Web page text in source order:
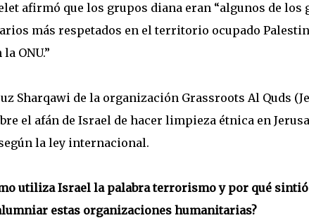
afirmó que los grupos diana eran “algunos de los
más respetados en el territorio ocupado
ONU.”
Sharqawi de la organización Grassroots Al Quds
el afán de Israel de hacer limpieza étnica en
la ley internacional.
utiliza Israel la palabra terrorismo y por qué sintió
estas organizaciones humanitarias?